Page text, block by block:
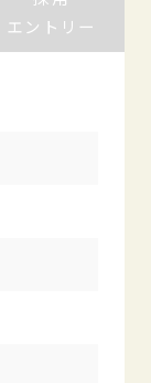
エントリー